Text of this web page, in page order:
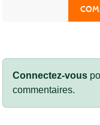
Connectez-vous
commentaires.